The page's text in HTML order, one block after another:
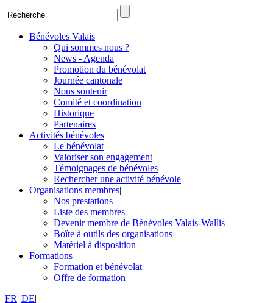
Bénévoles Valais|
Qui sommes nous ?
News - Agenda
Promotion du bénévolat
Journée cantonale
Nous soutenir
Comité et coordination
Historique
Partenaires
Activités bénévoles|
Le bénévolat
Valoriser son engagement
Témoignages de bénévoles
Rechercher une activité bénévole
Organisations membres|
Nos prestations
Liste des membres
Devenir membre de Bénévoles Valais-Wallis
Boîte à outils des organisations
Matériel à disposition
Formations
Formation et bénévolat
Offre de formation
FR| DE|